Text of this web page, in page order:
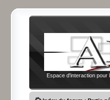
Espace d'interaction pour